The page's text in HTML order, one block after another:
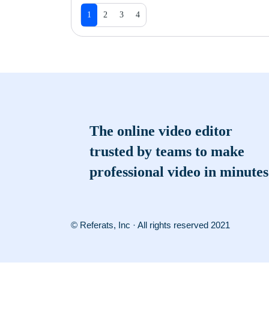
1 2 3 4
The online video editor
trusted by teams to make
professional video in minutes
© Referats, Inc · All rights reserved 2021